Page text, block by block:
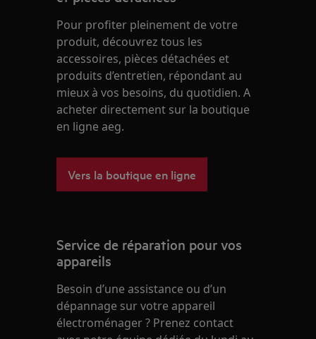
Pour profiter pleinement de votre
produit, découvrez tous les
accessoires, pièces détachées et
produits d’entretien, répondant au
mieux à vos besoins, du quotidien. A
acheter directement sur la boutique
en ligne aeg.
Vers la boutique en ligne
Service de réparation pour vos
appareils
Besoin d’une assistance ou d’un
dépannage sur votre appareil
électroménager ? Prenez contact